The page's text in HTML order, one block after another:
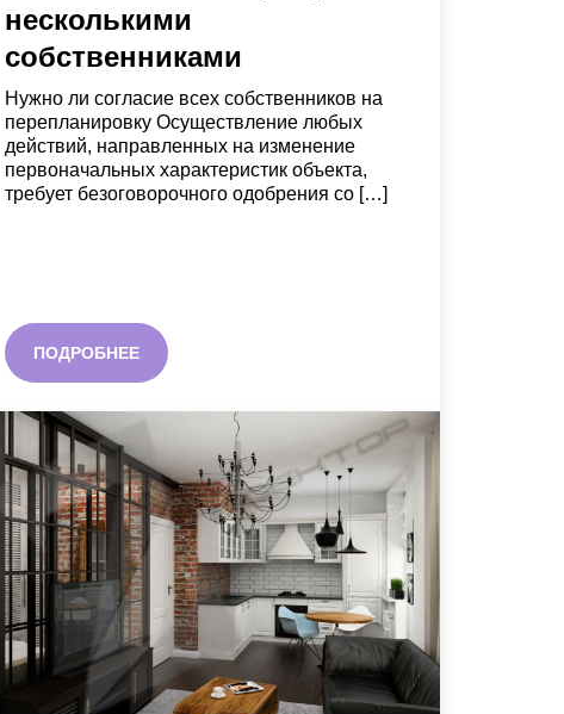
несколькими
собственниками
Нужно ли согласие всех собственников на
перепланировку Осуществление любых
действий, направленных на изменение
первоначальных характеристик объекта,
требует безоговорочного одобрения со […]
ПОДРОБНЕЕ